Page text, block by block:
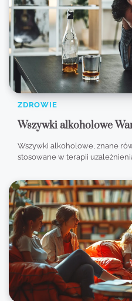
ZDROWIE
Wszywki alkoholowe
Wszywki alkoholowe, znane
stosowane w terapii